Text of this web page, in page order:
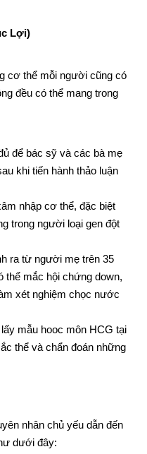
Lợi)
cơ thể mỗi người cũng có
đều có thể mang trong
để bác sỹ và các bà mẹ
khi tiến hành thảo luận
nhập cơ thể, đặc biệt
trong người loại gen đột
ra từ người mẹ trên 35
thể mắc hội chứng down,
xét nghiệm chọc nước
mẫu hooc môn HCG tại
thể và chẩn đoán những
nhân chủ yếu dẫn đến
dưới đây: